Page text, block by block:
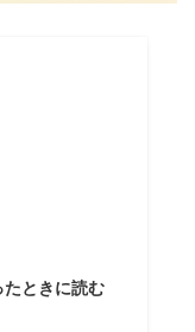
たときに読む